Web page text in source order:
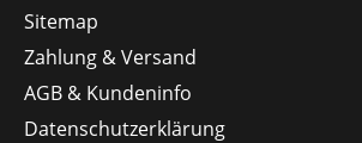
Sitemap
Zahlung & Versand
AGB & Kundeninfo
Datenschutzerklärung